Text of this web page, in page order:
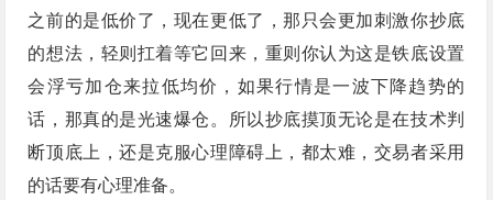
之前的是低价了，现在更低了，那只会更加刺激你抄底
的想法，轻则扛着等它回来，重则你认为这是铁底设置
会浮亏加仓来拉低均价，如果行情是一波下降趋势的
话，那真的是光速爆仓。所以抄底摸顶无论是在技术判
断顶底上，还是克服心理障碍上，都太难，交易者采用
的话要有心理准备。